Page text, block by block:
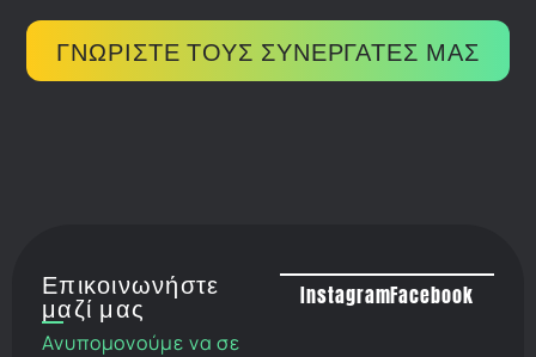
ΓΝΩΡΙΣΤΕ ΤΟΥΣ ΣΥΝΕΡΓΑΤΕΣ ΜΑΣ
Επικοινωνήστε
μαζί μας
Ανυπομονούμε να σε
InstagramFacebook